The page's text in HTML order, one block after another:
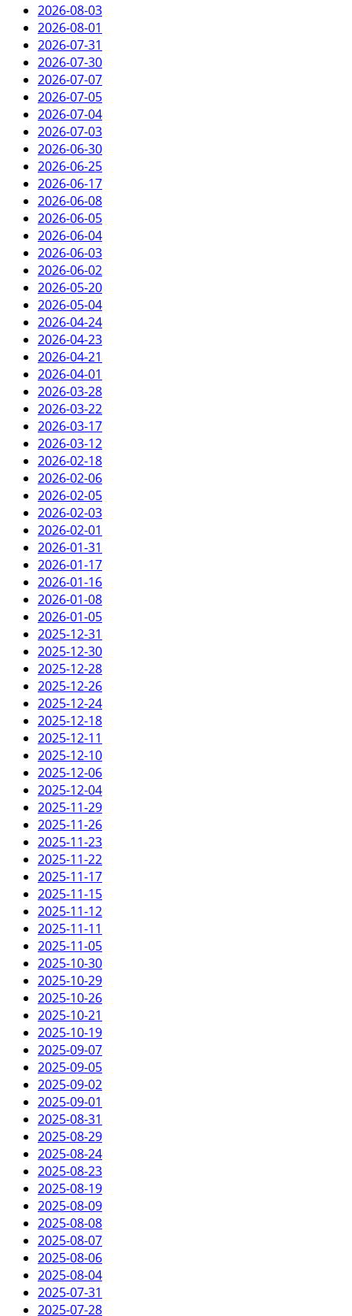
2026-08-03
2026-08-01
2026-07-31
2026-07-30
2026-07-07
2026-07-05
2026-07-04
2026-07-03
2026-06-30
2026-06-25
2026-06-17
2026-06-08
2026-06-05
2026-06-04
2026-06-03
2026-06-02
2026-05-20
2026-05-04
2026-04-24
2026-04-23
2026-04-21
2026-04-01
2026-03-28
2026-03-22
2026-03-17
2026-03-12
2026-02-18
2026-02-06
2026-02-05
2026-02-03
2026-02-01
2026-01-31
2026-01-17
2026-01-16
2026-01-08
2026-01-05
2025-12-31
2025-12-30
2025-12-28
2025-12-26
2025-12-24
2025-12-18
2025-12-11
2025-12-10
2025-12-06
2025-12-04
2025-11-29
2025-11-26
2025-11-23
2025-11-22
2025-11-17
2025-11-15
2025-11-12
2025-11-11
2025-11-05
2025-10-30
2025-10-29
2025-10-26
2025-10-21
2025-10-19
2025-09-07
2025-09-05
2025-09-02
2025-09-01
2025-08-31
2025-08-29
2025-08-24
2025-08-23
2025-08-19
2025-08-09
2025-08-08
2025-08-07
2025-08-06
2025-08-04
2025-07-31
2025-07-28